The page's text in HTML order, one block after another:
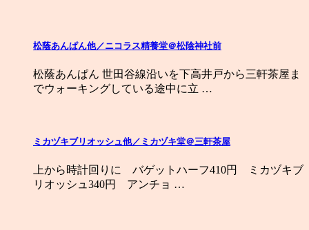
松蔭あんぱん他／ニコラス精養堂＠松陰神社前
松蔭あんぱん 世田谷線沿いを下高井戸から三軒茶屋ま
でウォーキングしている途中に立 …
ミカヅキブリオッシュ他／ミカヅキ堂＠三軒茶屋
上から時計回りに バゲットハーフ410円 ミカヅキブ
リオッシュ340円 アンチョ …